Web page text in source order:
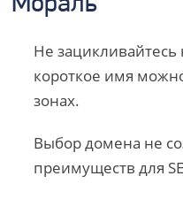
Не
короткое имя
зонах.
Выбор домена не
преимуществ для